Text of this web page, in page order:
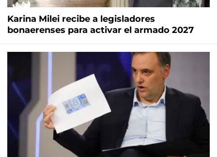
Karina Milei recibe a legisladores
bonaerenses para activar el armado 2027